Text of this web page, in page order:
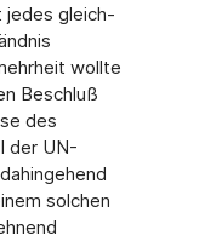
jedes gleich-
wollte
Beschluß
des
der UN-
solchen